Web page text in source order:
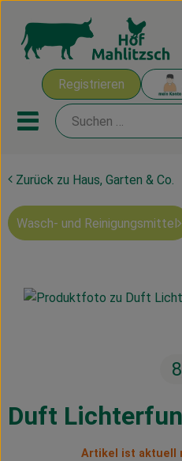
Registrieren
Mobiles Menu
Ökokisten
Mahlitzscher Produkte
Ökokisten
Vorratskammer
Zurück zu Haus, Garten & Co.
Wasch- und Reinigungsmittel
Duft
Artikel ist aktuell